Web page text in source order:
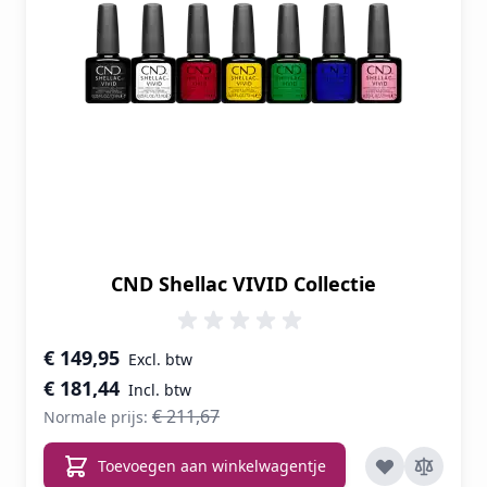
CND Shellac VIVID Collectie
Speciale prijs
€ 181,44
€ 149,95
Normale prijs: € 211,67
Toevoegen aan winkelwagentje